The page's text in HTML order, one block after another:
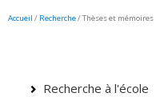
Accueil / Recherche/Thèses et mémoires
Recherche à l'école